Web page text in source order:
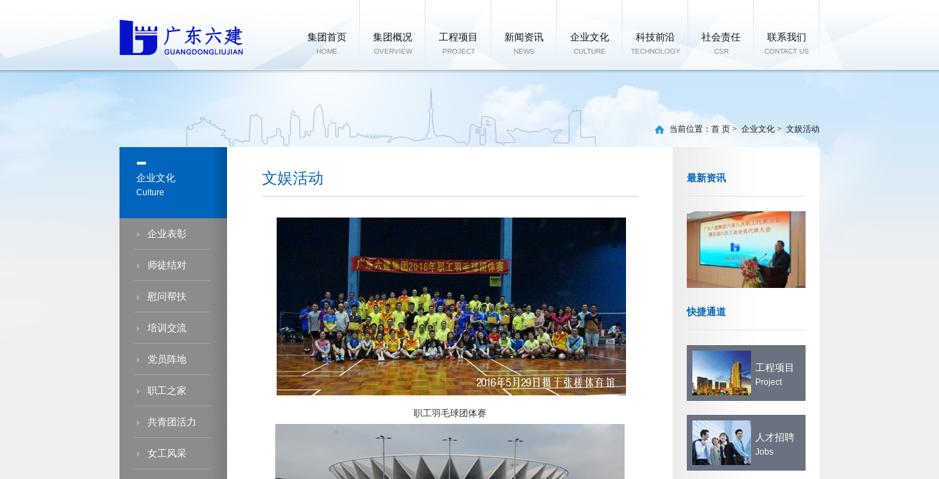
集团首页
HOME
集团概况
OVERVIEW
工程项目
PROJECT
新闻资讯
NEWS
企业文化
CULTURE
科技前沿
TECHNOLOGY
社会责任
CSR
联系我们
CONTACT US
当前位置： 首 页 >企业文化 > 文娱活动
企业文化
Culture
企业表彰
师徒结对
慰问帮扶
培训交流
党员阵地
职工之家
共青团活力
女工风采
文娱活动
职工羽毛球团体赛
最新资讯
快捷通道
工程项目
Project
人才招聘
Jobs